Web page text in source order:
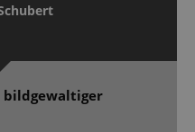
bildgewaltiger